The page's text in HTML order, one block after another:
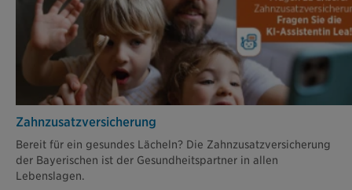
Zahn­zusatz­versicherung
Bereit für ein gesundes Lächeln? Die Zahnzusatzversicherung
der Bayerischen ist der Gesundheitspartner in allen
Lebenslagen.